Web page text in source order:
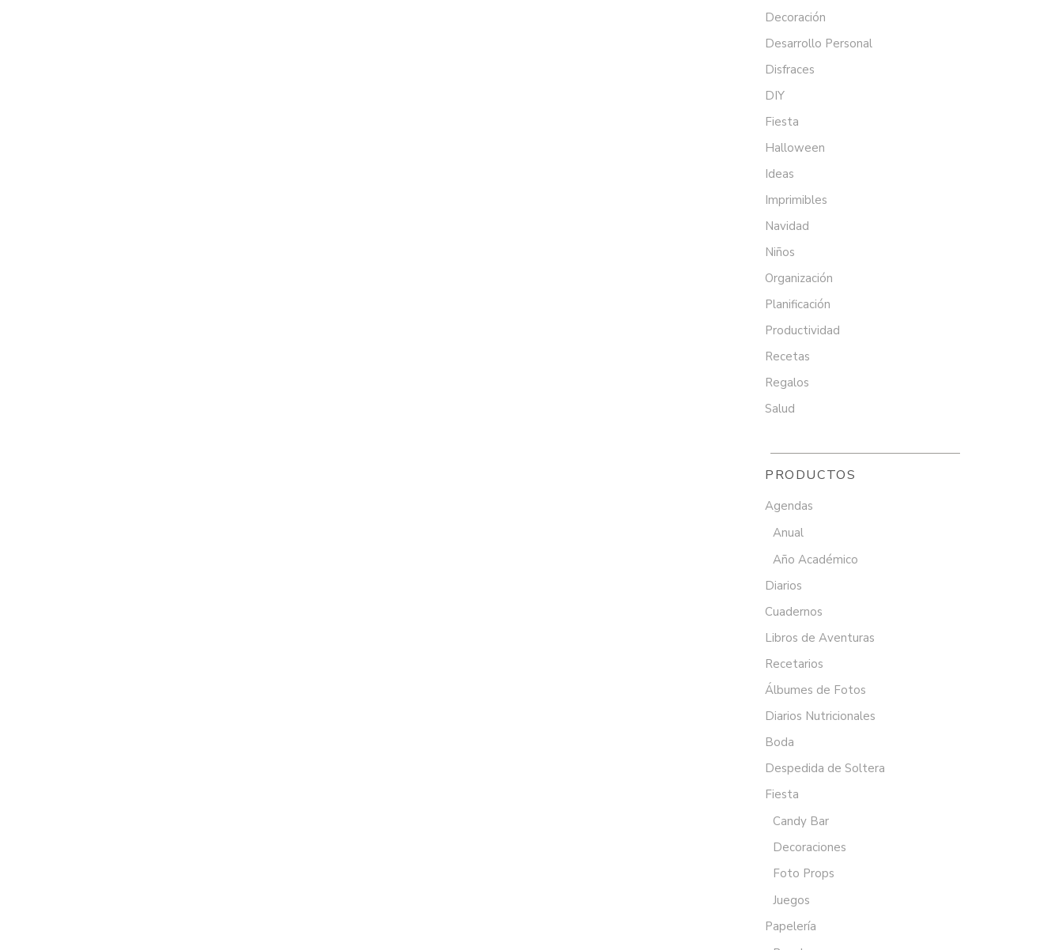
Decoración
Desarrollo Personal
Disfraces
DIY
Fiesta
Halloween
Ideas
Imprimibles
Navidad
Niños
Organización
Planificación
Productividad
Recetas
Regalos
Salud
PRODUCTOS
Agendas
Anual
Año Académico
Diarios
Cuadernos
Libros de Aventuras
Recetarios
Álbumes de Fotos
Diarios Nutricionales
Boda
Despedida de Soltera
Fiesta
Candy Bar
Decoraciones
Foto Props
Juegos
Papelería